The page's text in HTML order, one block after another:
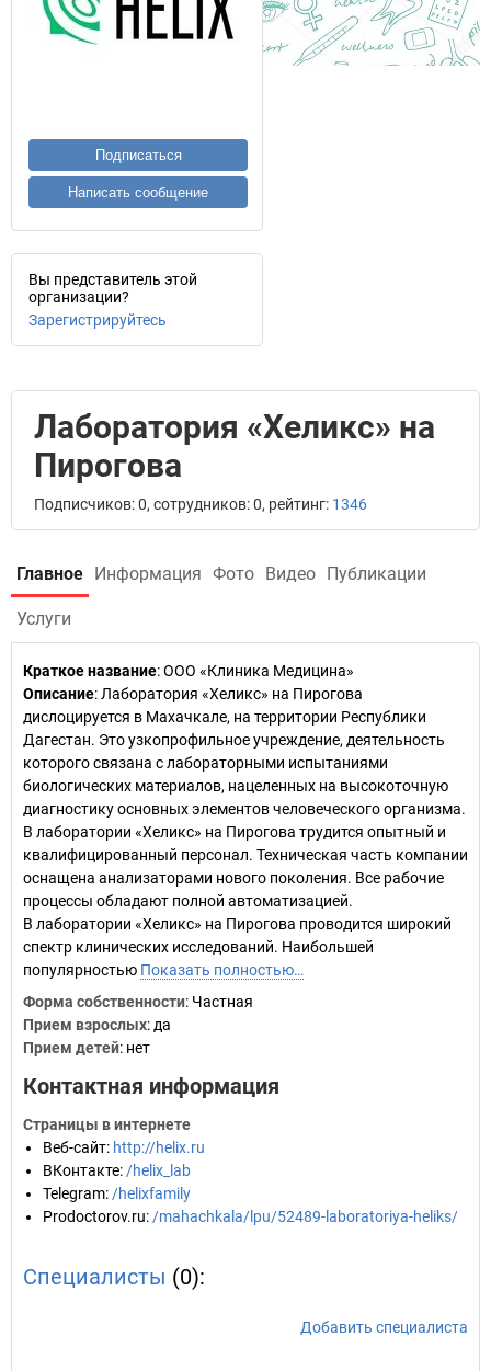
Подписаться
Написать сообщение
Вы представитель этой
организации?
Зарегистрируйтесь
Лаборатория «Хеликс» на
Пирогова
Подписчиков: 0, сотрудников: 0, рейтинг: 1346
Главное Информация Фото Видео Публикации
Услуги
Краткое название:ООО «Клиника Медицина»
Описание: Лаборатория «Хеликс» на Пирогова
дислоцируется в Махачкале, на территории Республики
Дагестан. Это узкопрофильное учреждение, деятельность
которого связана с лабораторными испытаниями
биологических материалов, нацеленных на высокоточную
диагностику основных элементов человеческого организма.
В лаборатории «Хеликс» на Пирогова трудится опытный и
квалифицированный персонал. Техническая часть компании
оснащена анализаторами нового поколения. Все рабочие
процессы обладают полной автоматизацией.
В лаборатории «Хеликс» на Пирогова проводится широкий
спектр клинических исследований. Наибольшей
популярностью Показать полностью…
Форма собственности: Частная
Прием взрослых: да
Прием детей: нет
Контактная информация
Страницы в интернете
Веб-сайт: http://helix.ru
ВКонтакте: /helix_lab
Telegram: /helixfamily
Prodoctorov.ru: /mahachkala/lpu/52489-laboratoriya-heliks/
Специалисты (0):
Добавить специалиста